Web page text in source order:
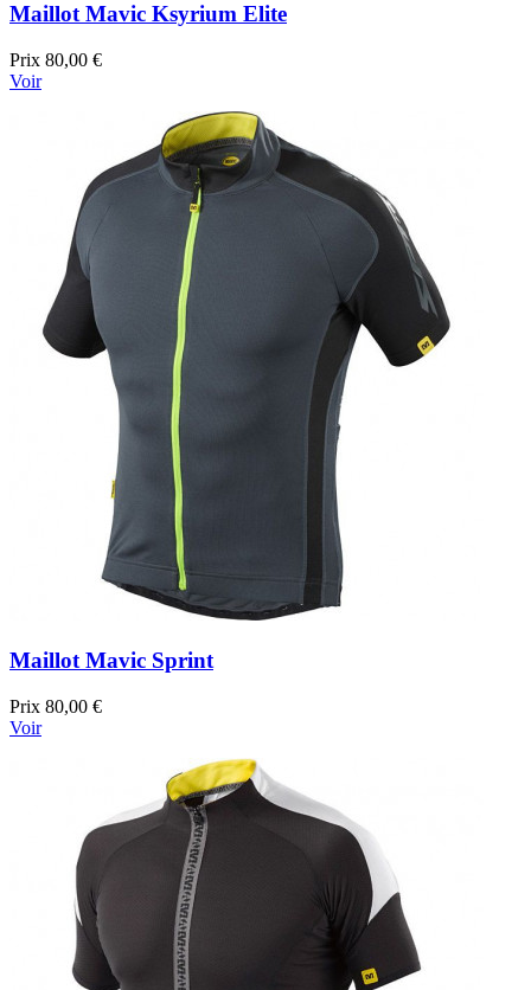
Maillot Mavic Ksyrium Elite
Prix 80,00 €
Voir
Maillot Mavic Sprint
Prix 80,00 €
Voir